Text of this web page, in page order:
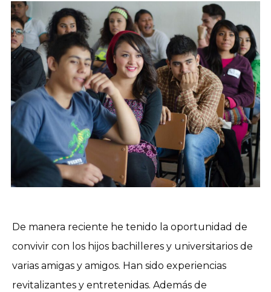
De manera reciente he tenido la oportunidad de
convivir con los hijos bachilleres y universitarios de
varias amigas y amigos. Han sido experiencias
revitalizantes y entretenidas. Además de